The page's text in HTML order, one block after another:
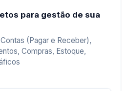
para gestão de sua
(Pagar e Receber),
Compras, Estoque,